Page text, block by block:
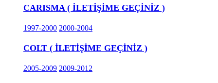
CARISMA ( İLETİŞİME GEÇİNİZ )
1997-2000 2000-2004
COLT ( İLETİŞİME GEÇİNİZ )
2005-2009 2009-2012